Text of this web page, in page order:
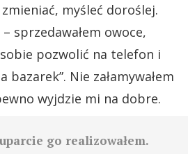
myśleć doroślej.
sprzedawałem owoce,
pozwolić na telefon i
Nie załamywałem
wyjdzie mi na dobre.
go realizowałem.